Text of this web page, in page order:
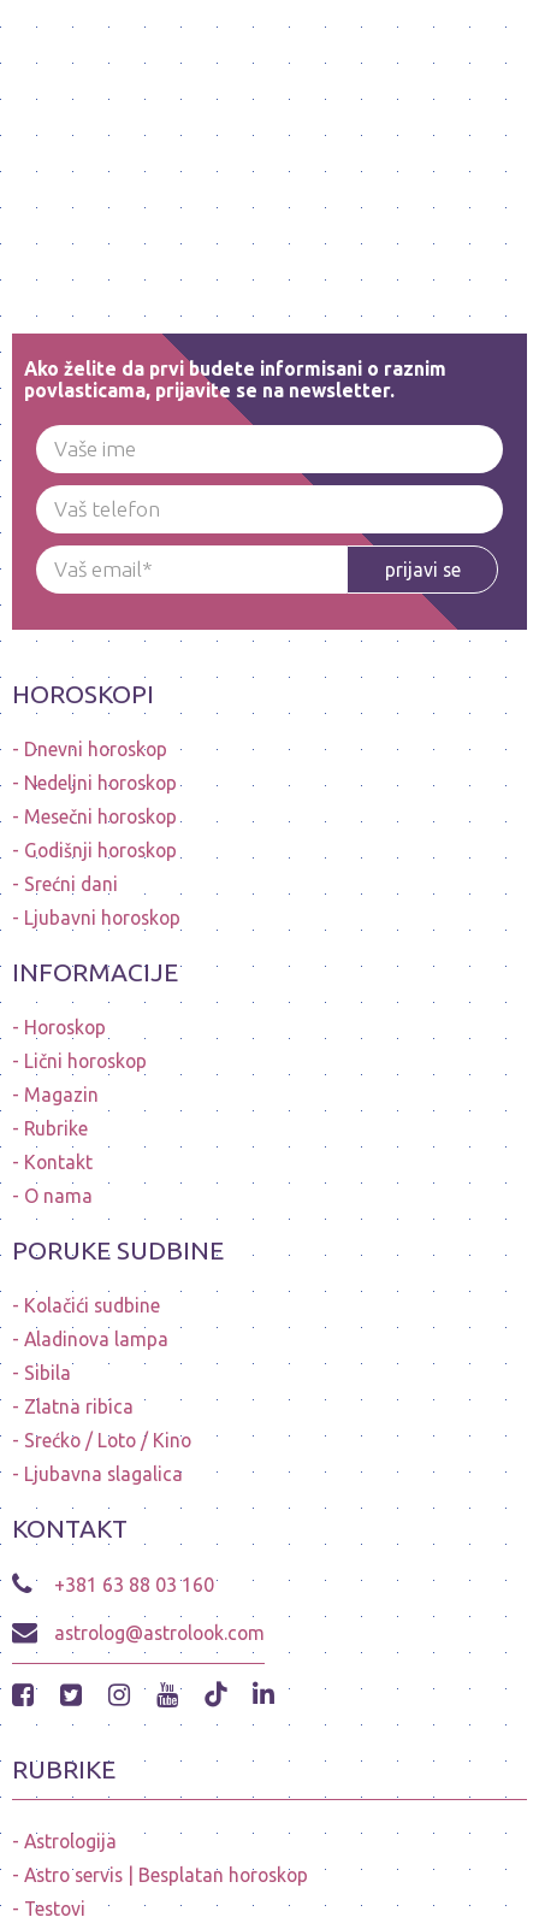
Ako želite da prvi budete informisani o raznim
povlasticama, prijavite se na newsletter.
prijavi se
HOROSKOPI
Dnevni horoskop
Nedeljni horoskop
Mesečni horoskop
Godišnji horoskop
Srećni dani
Ljubavni horoskop
INFORMACIJE
Horoskop
Lični horoskop
Magazin
Rubrike
Kontakt
O nama
PORUKE SUDBINE
Kolačići sudbine
Aladinova lampa
Sibila
Zlatna ribica
Srećko / Loto / Kino
Ljubavna slagalica
KONTAKT
+381 63 88 03 160
astrolog@astrolook.com
RUBRIKE
Astrologija
Astro servis | Besplatan horoskop
Testovi